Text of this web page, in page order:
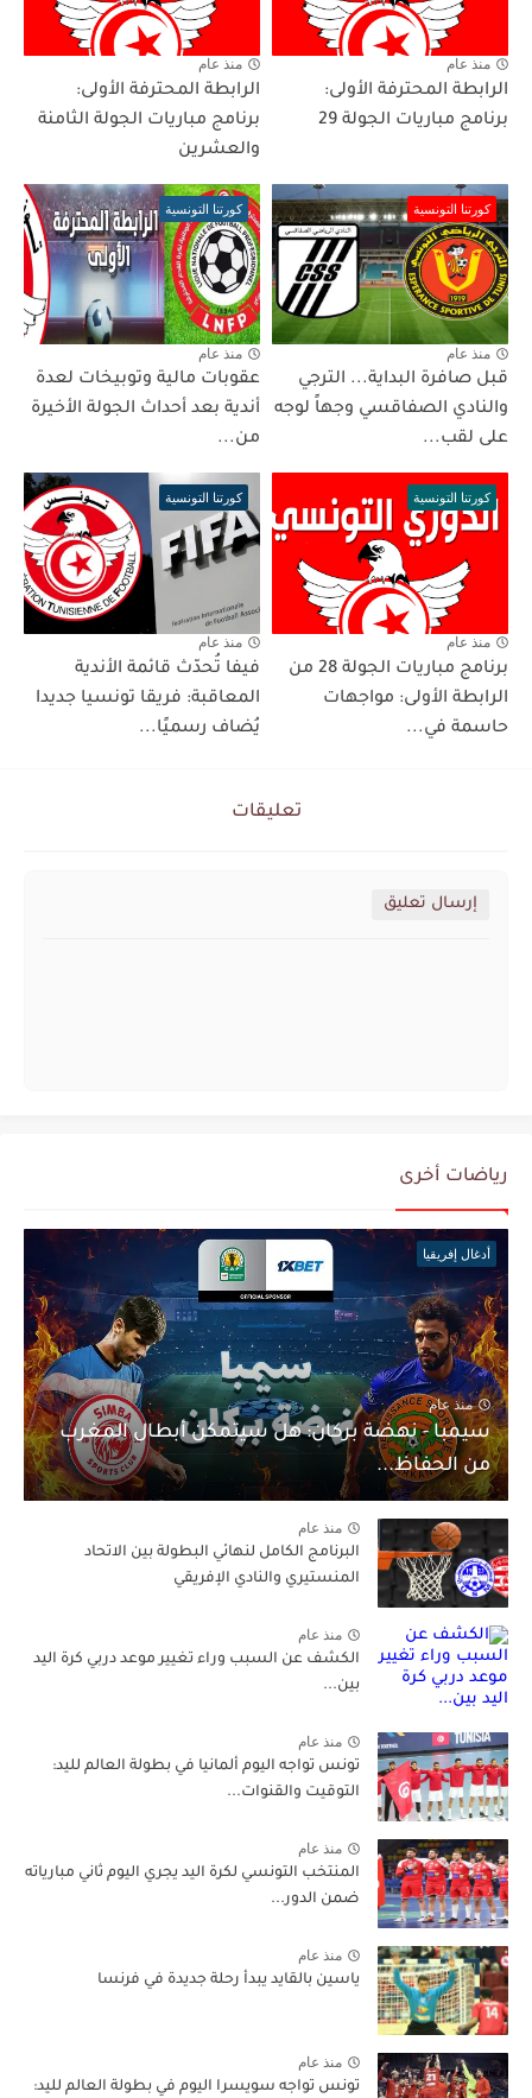
منذ عام
الرابطة المحترفة الأولى:
برنامج مباريات الجولة 29
منذ عام
الرابطة المحترفة الأولى:
برنامج مباريات الجولة الثامنة
والعشرين
كورتنا التونسية
منذ عام
قبل صافرة البداية... الترجي
والنادي الصفاقسي وجهاً لوجه
على لقب...
كورتنا التونسية
منذ عام
عقوبات مالية وتوبيخات لعدة
أندية بعد أحداث الجولة الأخيرة
من...
كورتنا التونسية
منذ عام
برنامج مباريات الجولة 28 من
الرابطة الأولى: مواجهات
حاسمة في...
كورتنا التونسية
منذ عام
فيفا تُحدّث قائمة الأندية
المعاقبة: فريقا تونسيا جديدا
يُضاف رسميًا...
تعليقات
إرسال تعليق
رياضات أخرى
أدغال إفريقيا
منذ عام
سيمبا - نهضة بركان: هل سيتمكن أبطال المغرب
من الحفاظ...
منذ عام
البرنامج الكامل لنهائي البطولة بين الاتحاد
المنستيري والنادي الإفريقي
منذ عام
الكشف عن السبب وراء تغيير موعد دربي كرة اليد
بين...
منذ عام
تونس تواجه اليوم ألمانيا في بطولة العالم لليد:
التوقيت والقنوات...
منذ عام
المنتخب التونسي لكرة اليد يجري اليوم ثاني مبارياته
ضمن الدور...
منذ عام
ياسين بالقايد يبدأ رحلة جديدة في فرنسا
منذ عام
تونس تواجه سويسرا اليوم في بطولة العالم لليد: